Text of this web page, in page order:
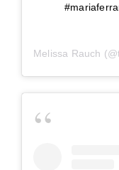
Melissa Rauch